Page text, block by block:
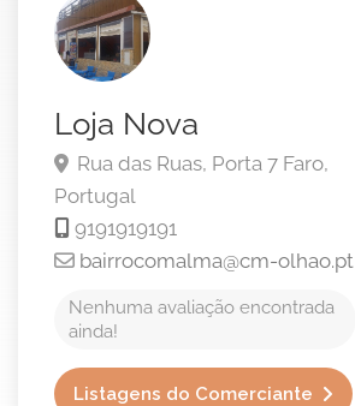
Loja Nova
Rua das Ruas, Porta 7 Faro,
Portugal
9191919191
bairrocomalma@cm-olhao.pt
Nenhuma avaliação encontrada
ainda!
Listagens do Comerciante